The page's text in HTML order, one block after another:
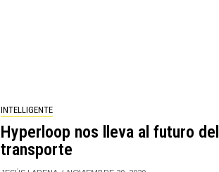
INTELLIGENTE
Hyperloop nos lleva al futuro del
transporte